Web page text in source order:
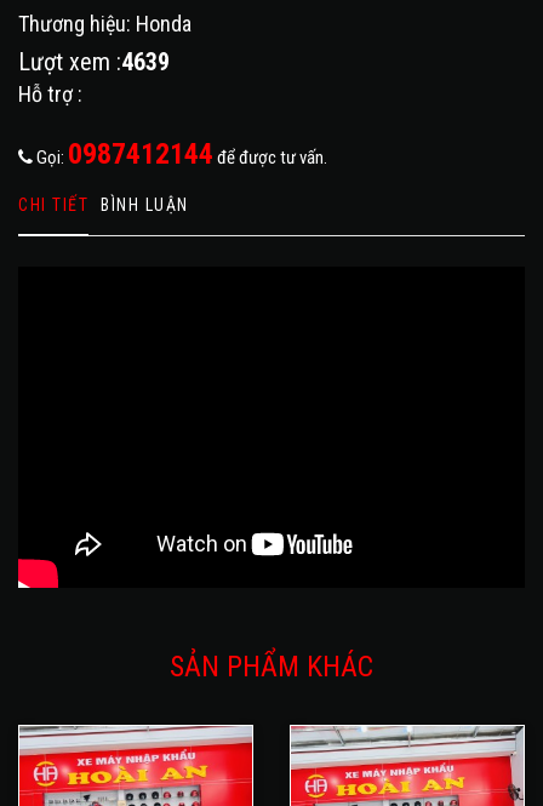
Thương hiệu: Honda
Lượt xem :4639
Hỗ trợ :
Gọi: 0987412144 để được tư vấn.
CHI TIẾT BÌNH LUẬN
SẢN PHẨM KHÁC